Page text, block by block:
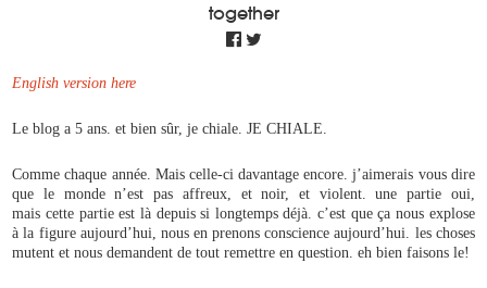
together
English version here
Le blog a 5 ans. et bien sûr, je chiale. JE CHIALE.
Comme chaque année. Mais celle-ci davantage encore. j’aimerais vous dire
que le monde n’est pas affreux, et noir, et violent. une partie oui,
mais cette partie est là depuis si longtemps déjà. c’est que ça nous explose
à la figure aujourd’hui, nous en prenons conscience aujourd’hui. les choses
mutent et nous demandent de tout remettre en question. eh bien faisons le!